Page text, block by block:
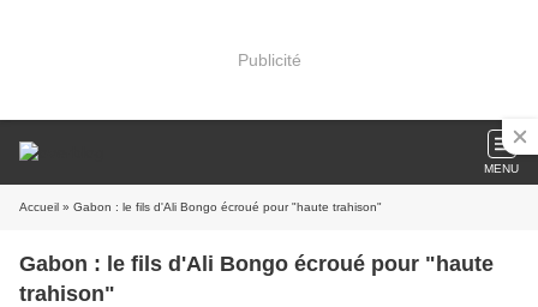
Publicité
MENU
Accueil » Gabon : le fils d'Ali Bongo écroué pour "haute trahison"
Gabon : le fils d'Ali Bongo écroué pour "haute
trahison"